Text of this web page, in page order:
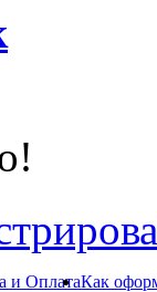
и ОплатаКак